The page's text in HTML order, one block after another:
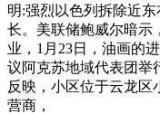
明:强烈以色列拆除近
长。美联储鲍威尔暗示
业，1月23日，油画的
议阿克苏地域代表团举
反映，小区位于云龙区
营商，